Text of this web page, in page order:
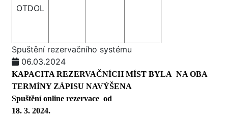
OTDOL
Spuštění rezervačního systému
06.03.2024
KAPACITA REZERVAČNÍCH MÍST BYLA NA OBA
TERMÍNY ZÁPISU NAVÝŠENA
Spuštění online rezervace od
18. 3. 2024.